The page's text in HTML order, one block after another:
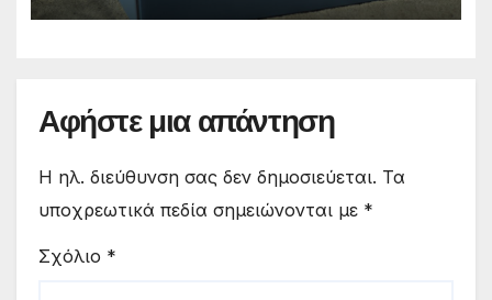
Αφήστε μια απάντηση
Η ηλ. διεύθυνση σας δεν δημοσιεύεται. Τα
υποχρεωτικά πεδία σημειώνονται με *
Σχόλιο *